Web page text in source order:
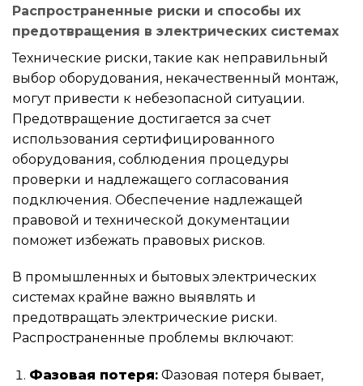
Распространенные риски и способы их
предотвращения в электрических системах
Технические риски, такие как неправильный
выбор оборудования, некачественный монтаж,
могут привести к небезопасной ситуации.
Предотвращение достигается за счет
использования сертифицированного
оборудования, соблюдения процедуры
проверки и надлежащего согласования
подключения. Обеспечение надлежащей
правовой и технической документации
поможет избежать правовых рисков.
В промышленных и бытовых электрических
системах крайне важно выявлять и
предотвращать электрические риски.
Распространенные проблемы включают:
Фазовая потеря:Фазовая потеря бывает,